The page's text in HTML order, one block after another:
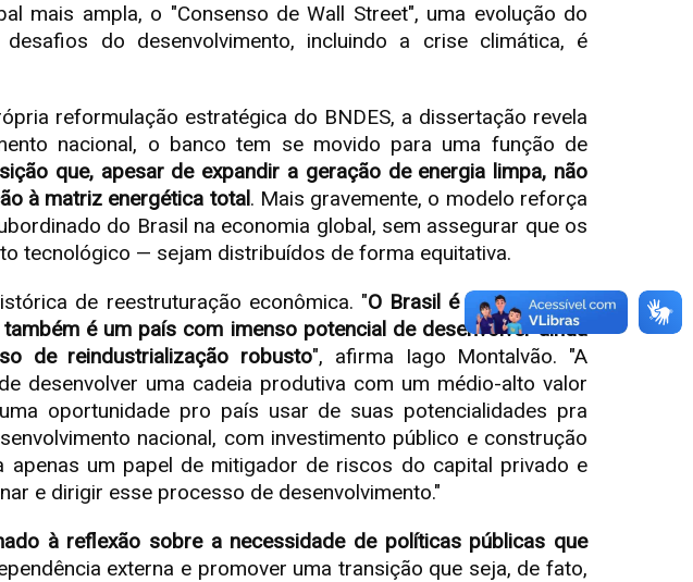
mais ampla, o "Consenso de Wall Street", uma evolução do
do desenvolvimento, incluindo a crise climática, é
reformulação estratégica do BNDES, a dissertação revela
nacional, o banco tem se movido para uma função de
que, apesar de expandir a geração de energia limpa, não
à matriz energética total. Mais gravemente, o modelo reforça
do Brasil na economia global, sem assegurar que os
tecnológico — sejam distribuídos de forma equitativa.
de reestruturação econômica. "O Brasil é um país cuja
é um país com imenso potencial de desenvolver ainda
de reindustrialização robusto", afirma Iago Montalvão. "A
desenvolver uma cadeia produtiva com um médio-alto valor
oportunidade pro país usar de suas potencialidades pra
nacional, com investimento público e construção
um papel de mitigador de riscos do capital privado e
e dirigir esse processo de desenvolvimento."
à reflexão sobre a necessidade de políticas públicas que
externa e promover uma transição que seja, de fato,